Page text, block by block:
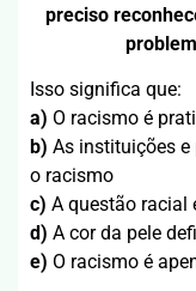
preciso
Isso significa que:
a) O racismo é
b) As instituições
o racismo
c) A questão racial
d) A cor da pele
e) O racismo é